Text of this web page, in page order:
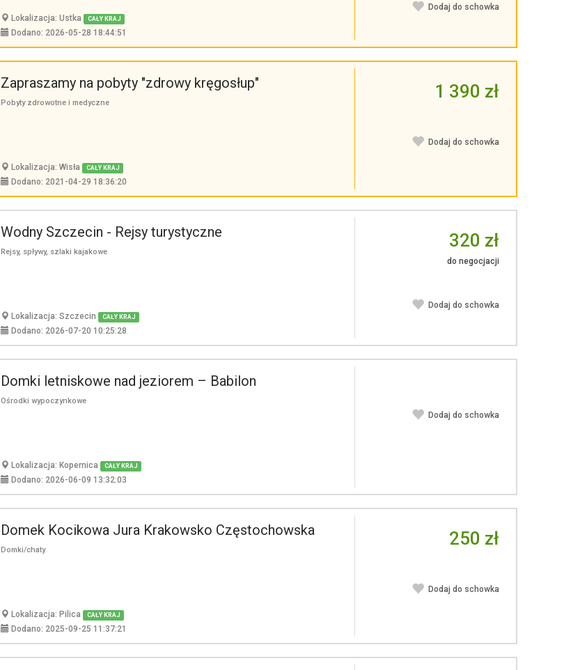
Lokalizacja: Ustka CAŁY KRAJ
Dodano: 2026-05-28 18:44:51
Dodaj do schowka
Zapraszamy na pobyty "zdrowy kręgosłup"
Pobyty zdrowotne i medyczne
Lokalizacja: Wisła CAŁY KRAJ
Dodano: 2021-04-29 18:36:20
1 390 zł
Dodaj do schowka
Wodny Szczecin - Rejsy turystyczne
Rejsy, spływy, szlaki kajakowe
Lokalizacja: Szczecin CAŁY KRAJ
Dodano: 2026-07-20 10:25:28
320 zł
do negocjacji
Dodaj do schowka
Domki letniskowe nad jeziorem – Babilon
Ośrodki wypoczynkowe
Lokalizacja: Kopernica CAŁY KRAJ
Dodano: 2026-06-09 13:32:03
Dodaj do schowka
Domek Kocikowa Jura Krakowsko Częstochowska
Domki/chaty
Lokalizacja: Pilica CAŁY KRAJ
Dodano: 2025-09-25 11:37:21
250 zł
Dodaj do schowka